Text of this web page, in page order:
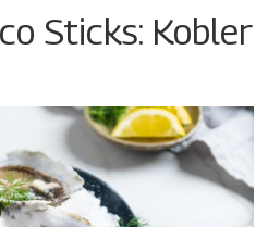
Sticks: Kobler